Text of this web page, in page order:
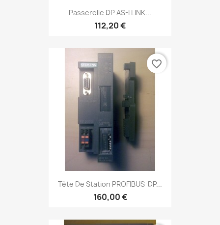
Passerelle DP AS-I LINK...
112,20 €
Tête De Station PROFIBUS-DP...
160,00 €
favorite_border